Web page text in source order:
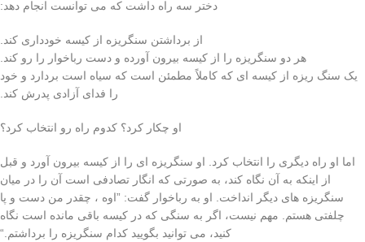
دختر سه راه داشت که می توانست انجام دهد:
از برداشتن سنگریزه از کیسه خودداری کند.
هر دو سنگریزه را از کیسه بیرون آورده و دست رباخوار را رو کند.
یک سنگ ریزه از کیسه ای که کاملاً مطمئن است که سیاه است بردارد و خود
را فدای آزادی پدرش کند.
او چکار کرد؟ کدوم راه رو انتخاب کرد؟
اما او راه دیگری را انتخاب کرد. او سنگریزه ای را از کیسه بیرون آورد و قبل
از اینکه به آن نگاه کند، به صورتی که انگار تصادفی است آن را در میان
سنگریزه های دیگر انداخت. او به رباخوار گفت: ”اوه ، چقدر من دست و پا
چلفتی هستم. مهم نیست، اگر به سنگی که در کیسه باقی مانده است نگاه
کنید، می توانید بگویید کدام سنگریزه را برداشتم.“